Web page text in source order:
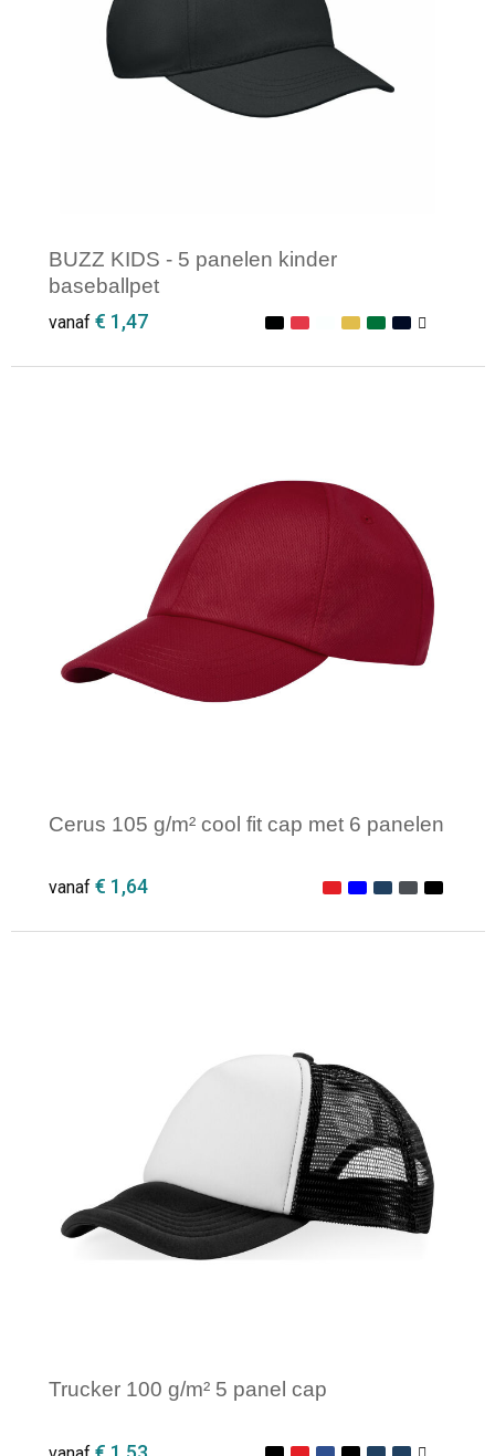
BUZZ KIDS - 5 panelen kinder
baseballpet
vanaf € 1,47
Cerus 105 g/m² cool fit cap met 6 panelen
vanaf € 1,64
Trucker 100 g/m² 5 panel cap